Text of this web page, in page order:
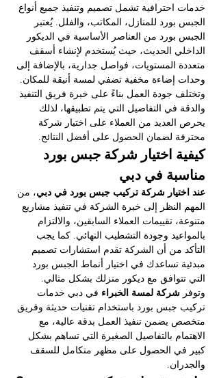
خدمات احترافية تشمل تصميم وتنفيذ جميع أنواع
الجبس بورد للمنازل، المكاتب، والفلل. يُعتبر
الجبس بورد من العناصر الأساسية في الديكور
الداخلي الحديث، حيث يُستخدم لإنشاء أسقف
متعددة المستويات، فواصل جدارية، بالإضافة إلى
وحدات إضاءة مخفية تضفي لمسة أنيقة للمكان.
وتختلف جودة العمل بناءً على خبرة فريق التنفيذ
والدقة في التفاصيل التي يتم تطبيقها، لذلك
يحرص العديد من العملاء على اختيار شركة
محترفة لضمان الحصول على أفضل النتائج.
كيفية اختيار شركة جبس بورد
مناسبة في دبي
عند اختيار شركة تركيب جبس بورد في دبي، من
المهم النظر إلى خبرة الشركة في تنفيذ مشاريع
متنوعة، تقييمات العملاء السابقين، والالتزام
بالمواعيد وجودة التشطيب النهائي. كما يجب
التأكد من أن الشركة تقدم استشارات تصميم
مبدئية تساعدك في اختيار أنماط الجبس بورد
التي تتوافق مع ديكور منزلك بشكل مثالي.
وتوفر شركة لمسة الخبراء في دبي خدمات
تركيب جبس بورد باستخدام تقنيات حديثة وفريق
متخصص يضمن تنفيذ العمل بدقة عالية، مع
الاهتمام بالتفاصيل الصغيرة التي تساهم بشكل
كبير في الحصول على مظهر متكامل للسقف
والجدران.